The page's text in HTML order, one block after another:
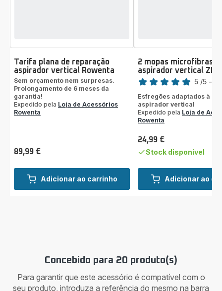
Adicionar ao carrinho
Tarifa plana de reparação
aspirador vertical Rowenta
Sem orçamento nem surpresas.
Prolongamento de 6 meses da
garantia!
Expedido pela Loja de Acessórios
Rowenta
Preço
89,99 €
Adicionar ao
2 mopas microfibras
aspirador vertical
Classificação
de
cinco
estrelas
5 /5 -
Esfregões adaptados à
aspirador vertical
Expedido pela Loja de
Rowenta
Preço
24,99 €
Stock disponível
Concebido para 20 produto(s)
Para garantir que este acessório é compatível com o
seu produto, introduza a referência do mesmo na barra